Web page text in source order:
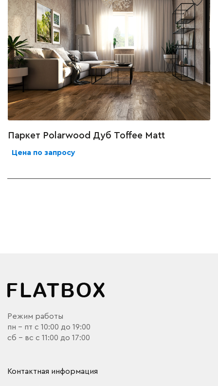
Паркет Polarwood Дуб Toffee Matt
Цена по запросу
Режим работы
пн - пт с 10:00 до 19:00
сб - вс с 11:00 до 17:00
Контактная информация